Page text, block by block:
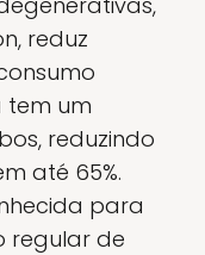
reduz
tem um
reduzindo
até 65%.
para
regular de